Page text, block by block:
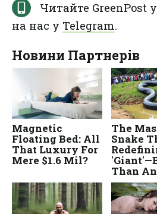
Читайте GreenPost у
на нас у Telegram.